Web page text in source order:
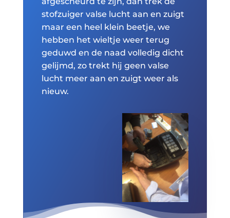
stofzuiger valse lucht aan en zuigt
maar een heel klein beetje, we
hebben het wieltje weer terug
geduwd en de naad volledig dicht
gelijmd, zo trekt hij geen valse
lucht meer aan en zuigt weer als
nieuw.